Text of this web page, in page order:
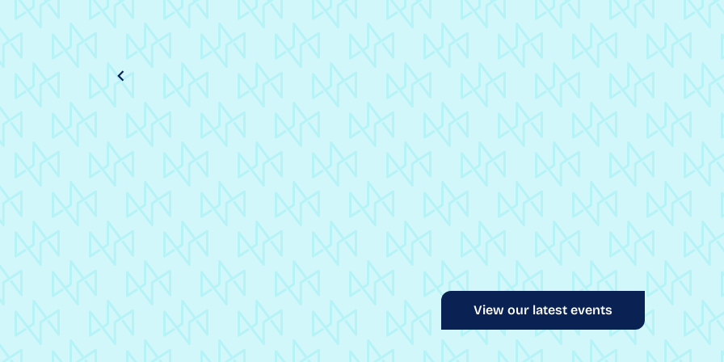
Pionniers
Un lancement de
promotion pensé
comme un temps fort
événementiel.
Découvrir
lieu vraiment superbe ! Peut-
être qu’on reviendra l’année
prochaine si on rentre
encore dans l’amphi, en tout
cas je l’espère. Merci pour
votre patience et votre
réactivité sur tous les sujets.
Au plaisir de recollaborer
avec vous ! 🙂 »
Fanny
Séminaire Octime
CAPG
L’Odyssée : une
de forum RSE
Découvrir
View our latest events